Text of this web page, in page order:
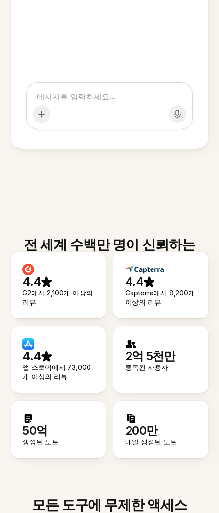
전 세계 수백만 명이 신뢰하는
4.4
G2에서 2,100개 이상의
리뷰
4.4
Capterra에서 8,200개
이상의 리뷰
4.4
앱 스토어에서 73,000
개 이상의 리뷰
2억 5천만
등록된 사용자
50억
생성된 노트
200만
매일 생성된 노트
모든 도구에 무제한 액세스